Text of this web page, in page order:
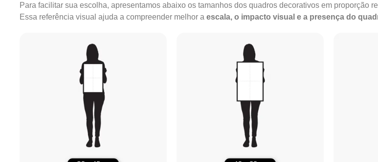
Para facilitar sua escolha, apresentamos abaixo os tamanhos dos quadros decorativos em proporção
Essa referência visual ajuda a compreender melhor a escala, o impacto visual e a presença do